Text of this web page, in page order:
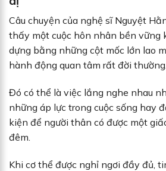
Câu chuyện của nghệ sĩ Nguyệt
thấy một cuộc hôn nhân bền vững
dựng bằng những cột mốc lớn lao
hành động quan tâm rất đời thường.
Đó có thể là việc lắng nghe nhau
những áp lực trong cuộc sống hay
kiện để người thân có được một
đêm.
Khi cơ thể được nghỉ ngơi đầy đủ,